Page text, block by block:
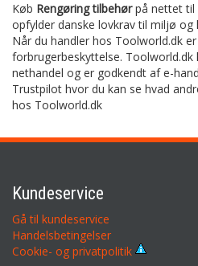
Køb Rengøring tilbehørpå nettet til
opfylder danske lovkrav til miljø og
Når du handler hos Toolworld.dk
forbrugerbeskyttelse. Toolworld.dk
nethandel og er godkendt af e-
Trustpilot hvor du kan se hvad
hos Toolworld.dk
Kundeservice
Gå til kundeservice
Handelsbetingelser
Cookie- og privatpolitik